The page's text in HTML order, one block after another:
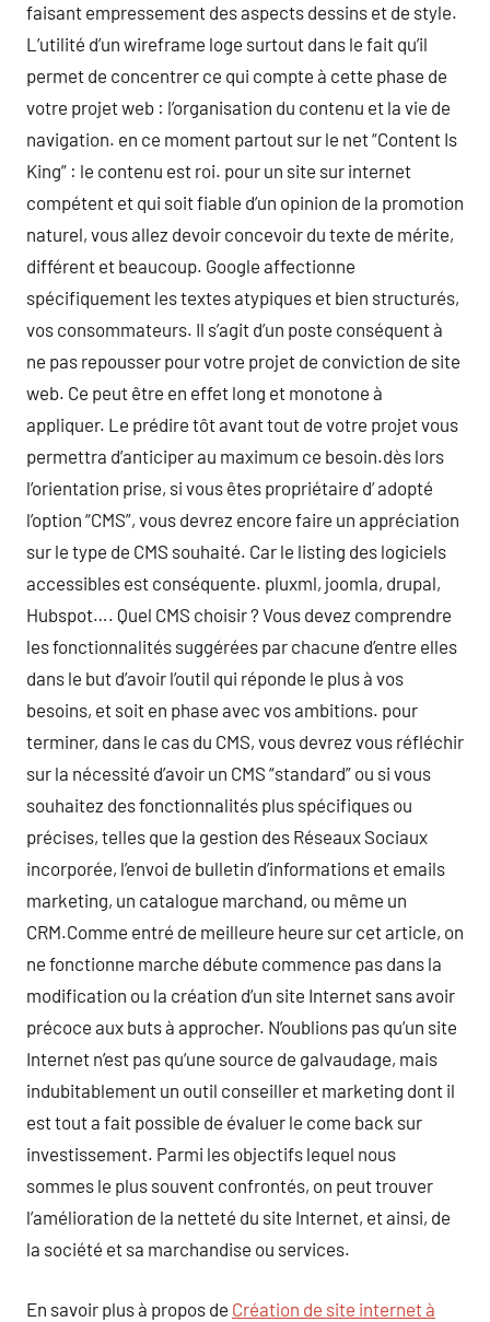
faisant empressement des aspects dessins et de style.
L’utilité d’un wireframe loge surtout dans le fait qu’il
permet de concentrer ce qui compte à cette phase de
votre projet web : l’organisation du contenu et la vie de
navigation. en ce moment partout sur le net “Content Is
King” : le contenu est roi. pour un site sur internet
compétent et qui soit fiable d’un opinion de la promotion
naturel, vous allez devoir concevoir du texte de mérite,
différent et beaucoup. Google affectionne
spécifiquement les textes atypiques et bien structurés,
vos consommateurs. Il s’agit d’un poste conséquent à
ne pas repousser pour votre projet de conviction de site
web. Ce peut être en effet long et monotone à
appliquer. Le prédire tôt avant tout de votre projet vous
permettra d’anticiper au maximum ce besoin.dès lors
l’orientation prise, si vous êtes propriétaire d’ adopté
l’option “CMS”, vous devrez encore faire un appréciation
sur le type de CMS souhaité. Car le listing des logiciels
accessibles est conséquente. pluxml, joomla, drupal,
Hubspot…. Quel CMS choisir ? Vous devez comprendre
les fonctionnalités suggérées par chacune d’entre elles
dans le but d’avoir l’outil qui réponde le plus à vos
besoins, et soit en phase avec vos ambitions. pour
terminer, dans le cas du CMS, vous devrez vous réfléchir
sur la nécessité d’avoir un CMS “standard” ou si vous
souhaitez des fonctionnalités plus spécifiques ou
précises, telles que la gestion des Réseaux Sociaux
incorporée, l’envoi de bulletin d’informations et emails
marketing, un catalogue marchand, ou même un
CRM.Comme entré de meilleure heure sur cet article, on
ne fonctionne marche débute commence pas dans la
modification ou la création d’un site Internet sans avoir
précoce aux buts à approcher. N’oublions pas qu’un site
Internet n’est pas qu’une source de galvaudage, mais
indubitablement un outil conseiller et marketing dont il
est tout a fait possible de évaluer le come back sur
investissement. Parmi les objectifs lequel nous
sommes le plus souvent confrontés, on peut trouver
l’amélioration de la netteté du site Internet, et ainsi, de
la société et sa marchandise ou services.
En savoir plus à propos de Création de site internet à